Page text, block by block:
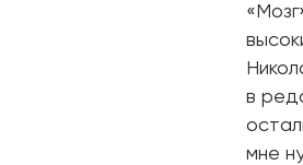
в
мне